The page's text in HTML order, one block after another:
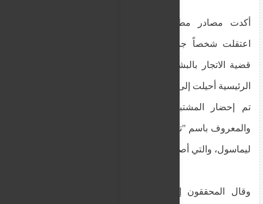
أكدت مصادر مطلعة على التحقيق أن السلطات
اعتقلت شخصاً جديداً في إطار تحقيق مستمر في
قضية الاتجار بالبشر والدعارة ، في حين أن القضية
الرئيسية أحيلت إلى المحكمة الجنائية.
والمعروف باسم "تلميذ المدرسة" أمام محكمة منطقة
ليماسول، والتي أصدرت أمر احتجاز لمدة يومين.
وقال المحققون إن المشتبه به كان يعمل كناقل